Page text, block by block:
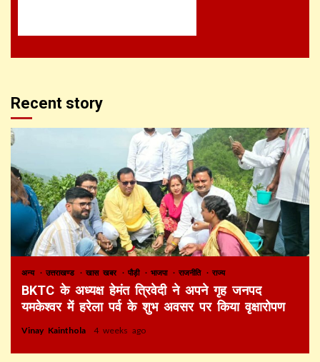
Recent story
अन्य उत्तराखण्ड खास खबर पौड़ी भाजपा राजनीति राज्य
BKTC के अध्यक्ष हेमंत त्रिवेदी ने अपने गृह जनपद
यमकेश्वर में हरेला पर्व के शुभ अवसर पर किया वृक्षारोपण
Vinay Kainthola 4 weeks ago